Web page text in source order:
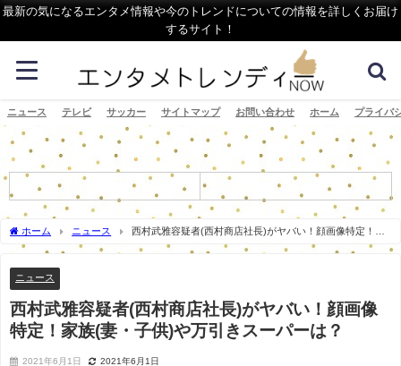
最新の気になるエンタメ情報や今のトレンドについての情報を詳しくお届け
するサイト！
ニュース テレビ サッカー サイトマップ お問い合わせ ホーム プライバ
ホーム ニュース
西村武雅容疑者(西村商店社長)がヤバい！顔画像特定！家
族(妻・子供)や万引きスーパーは？
ニュース
西村武雅容疑者(西村商店社長)がヤバい！顔画像
特定！家族(妻・子供)や万引きスーパーは？
2021年6月1日 2021年6月1日